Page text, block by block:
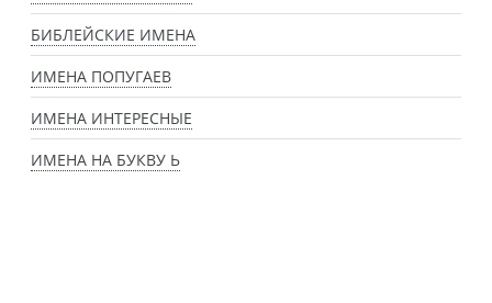
БИБЛЕЙСКИЕ ИМЕНА
ИМЕНА ПОПУГАЕВ
ИМЕНА ИНТЕРЕСНЫЕ
ИМЕНА НА БУКВУ Ь